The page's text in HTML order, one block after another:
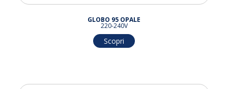
GLOBO 95 OPALE
220-240V
Scopri